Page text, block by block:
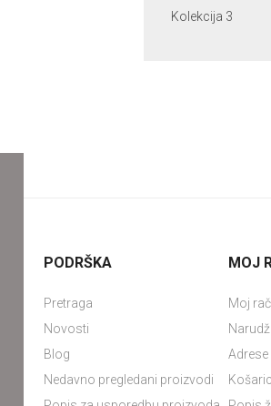
Kolekcija 3
PODRŠKA
Pretraga
Novosti
Blog
Nedavno pregledani proizvodi
MOJ
Moj
Adrese